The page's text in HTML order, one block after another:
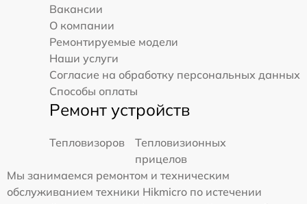
Вакансии
О компании
Ремонтируемые модели
Наши услуги
Согласие на обработку персональных данных
Способы оплаты
Ремонт устройств
Тепловизоров
Тепловизионных
прицелов
Мы занимаемся ремонтом и техническим
обслуживанием техники Hikmicro по истечении